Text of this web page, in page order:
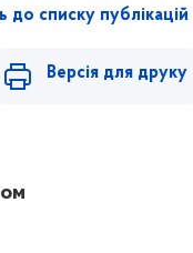
до списку публікацій
Версія для друку